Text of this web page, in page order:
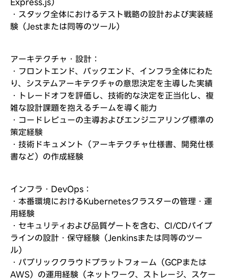
Express.js）
・スタック全体におけるテスト戦略の設計および実装経
験（Jestまたは同等のツール）
アーキテクチャ・設計：
・フロントエンド、バックエンド、インフラ全体にわた
り、システムアーキテクチャの意思決定を主導した実績
・トレードオフを評価し、技術的な決定を正当化し、複
雑な設計課題を抱えるチームを導く能力
・コードレビューの主導およびエンジニアリング標準の
策定経験
・技術ドキュメント（アーキテクチャ仕様書、開発仕様
書など）の作成経験
インフラ・DevOps：
・本番環境におけるKubernetesクラスターの管理・運
用経験
・セキュリティおよび品質ゲートを含む、CI/CDパイプ
ラインの設計・保守経験（Jenkinsまたは同等のツー
ル）
・パブリッククラウドプラットフォーム（GCPまたは
AWS）の運用経験（ネットワーク、ストレージ、スケー